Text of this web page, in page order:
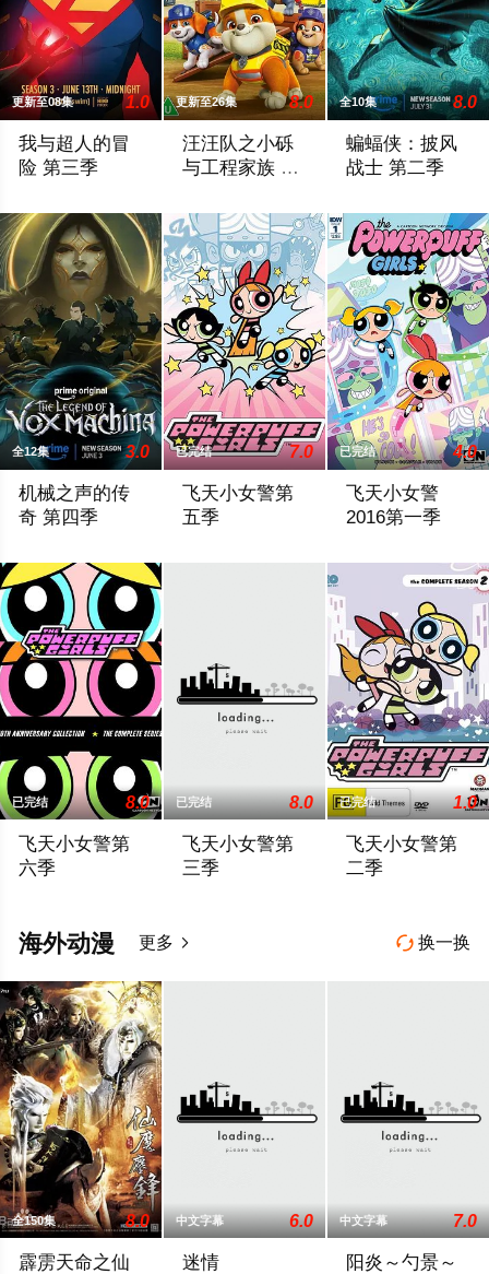
更新至08集 1.0
我与超人的冒
险 第三季
更新至26集 8.0
汪汪队之小砾
与工程家族 第
全10集 8.0
蝙蝠侠：披风
战士 第二季
全12集 3.0
机械之声的传
奇 第四季
已完结 7.0
飞天小女警第
五季
已完结 4.0
飞天小女警
2016第一季
已完结 8.0
飞天小女警第
六季
已完结 8.0
飞天小女警第
三季
已完结 1.0
飞天小女警第
二季
 换一换
海外动漫 更多 
全150集 8.0
霹雳天命之仙
中文字幕 6.0
迷情
中文字幕 7.0
阳炎～勺景～